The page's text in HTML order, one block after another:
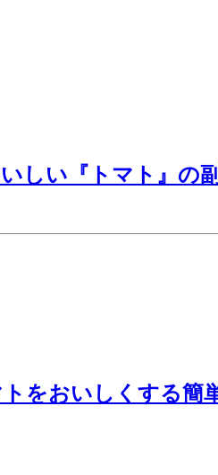
しい『トマト』の
をおいしくする簡